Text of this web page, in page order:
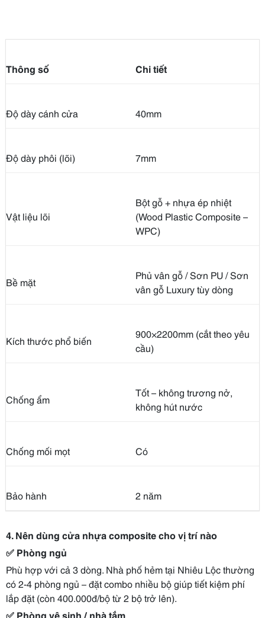
Thông số Chi tiết
Độ dày cánh cửa 40mm
Độ dày phôi (lõi) 7mm
Vật liệu lõi
Bột gỗ + nhựa ép nhiệt
(Wood Plastic Composite –
WPC)
Bề mặt
Phủ vân gỗ / Sơn PU / Sơn
vân gỗ Luxury tùy dòng
Kích thước phổ biến
900×2200mm (cắt theo yêu
cầu)
Chống ẩm
Tốt – không trương nở,
không hút nước
Chống mối mọt Có
Bảo hành 2 năm
4. Nên dùng cửa nhựa composite cho vị trí nào
✅ Phòng ngủ
Phù hợp với cả 3 dòng. Nhà phố hẻm tại Nhiêu Lộc thường
có 2-4 phòng ngủ – đặt combo nhiều bộ giúp tiết kiệm phí
lắp đặt (còn 400.000đ/bộ từ 2 bộ trở lên).
✅ Phòng vệ sinh / nhà tắm